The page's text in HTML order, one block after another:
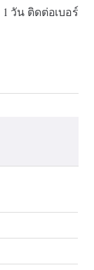
1 วัน ติดต่อเบอร์